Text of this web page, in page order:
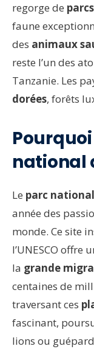
regorge de
faune
des animaux
reste l’un des
Tanzanie. Les
dorées, forêts
national
Le parc
année des
monde. Ce site
l’UNESCO offre
la grande
centaines de
traversant ces
fascinant,
lions ou